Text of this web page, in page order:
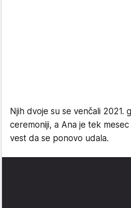
Njih dvoje su se venčali 2021.
ceremoniji, a Ana je tek
vest da se ponovo udala.